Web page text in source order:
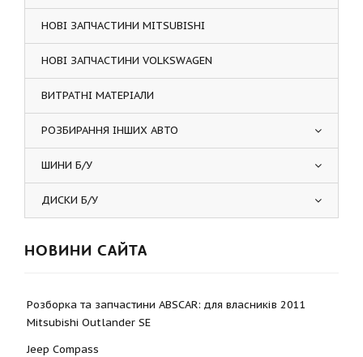
НОВІ ЗАПЧАСТИНИ MITSUBISHI
НОВІ ЗАПЧАСТИНИ VOLKSWAGEN
ВИТРАТНІ МАТЕРІАЛИ
РОЗБИРАННЯ ІНШИХ АВТО
ШИНИ Б/У
ДИСКИ Б/У
НОВИНИ САЙТА
Розборка та запчастини ABSCAR: для власників 2011
Mitsubishi Outlander SE
Jeep Compass